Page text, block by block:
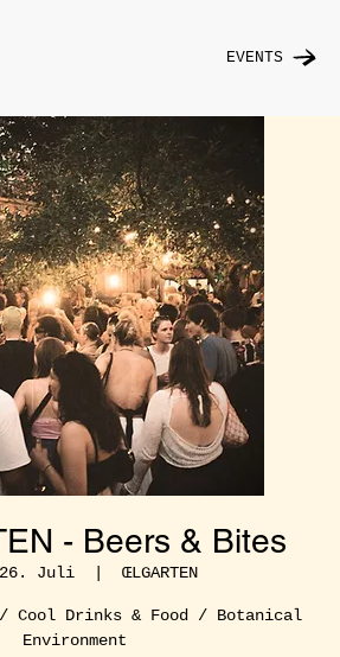
EVENTS
- Beers & Bites
Juli
  |
ŒLGARTEN
/ Cool Drinks & Food / Botanical
Environment